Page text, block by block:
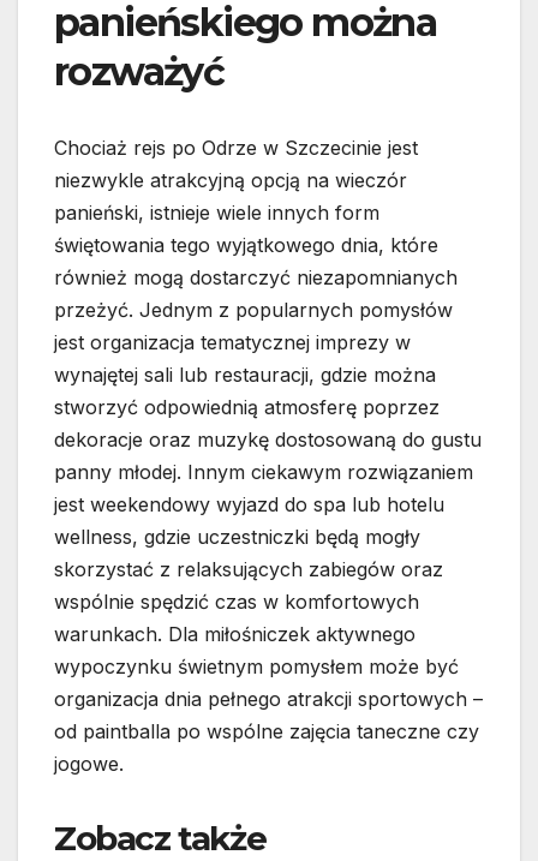
panieńskiego można
rozważyć
Chociaż rejs po Odrze w Szczecinie jest
niezwykle atrakcyjną opcją na wieczór
panieński, istnieje wiele innych form
świętowania tego wyjątkowego dnia, które
również mogą dostarczyć niezapomnianych
przeżyć. Jednym z popularnych pomysłów
jest organizacja tematycznej imprezy w
wynajętej sali lub restauracji, gdzie można
stworzyć odpowiednią atmosferę poprzez
dekoracje oraz muzykę dostosowaną do gustu
panny młodej. Innym ciekawym rozwiązaniem
jest weekendowy wyjazd do spa lub hotelu
wellness, gdzie uczestniczki będą mogły
skorzystać z relaksujących zabiegów oraz
wspólnie spędzić czas w komfortowych
warunkach. Dla miłośniczek aktywnego
wypoczynku świetnym pomysłem może być
organizacja dnia pełnego atrakcji sportowych –
od paintballa po wspólne zajęcia taneczne czy
jogowe.
Zobacz także